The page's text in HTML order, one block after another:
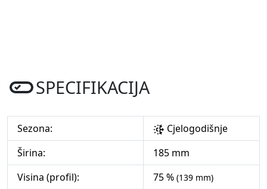
SPECIFIKACIJA
Sezona:
Cjelogodišnje
Širina:
185 mm
Visina (profil):
75 % (139 mm)